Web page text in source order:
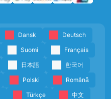
Dansk
Deutsch
Suomi
Français
日本語
한국어
Polski
Română
Türkçe 中文